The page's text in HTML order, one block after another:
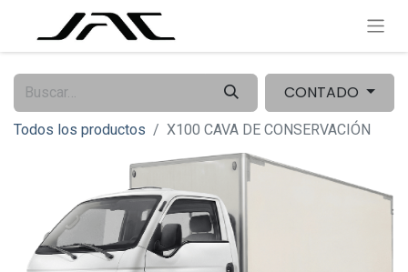
CONTADO
Todos los productos X100 CAVA DE CONSERVACIÓN